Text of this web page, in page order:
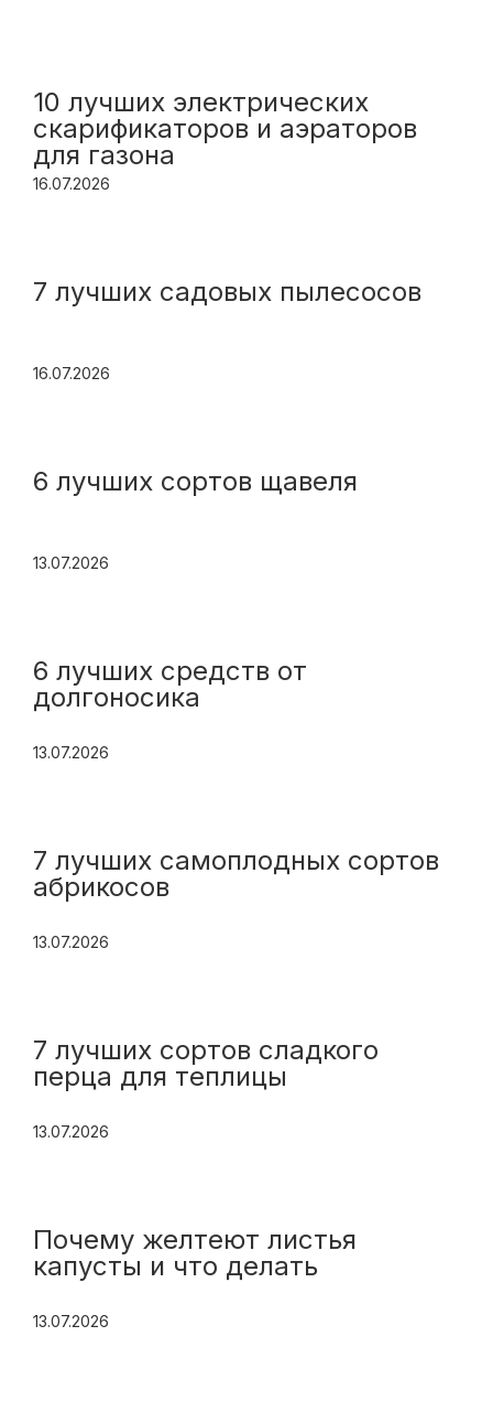
10 лучших электрических
скарификаторов и аэраторов
для газона
16.07.2026
7 лучших садовых пылесосов
16.07.2026
6 лучших сортов щавеля
13.07.2026
6 лучших средств от
долгоносика
13.07.2026
7 лучших самоплодных сортов
абрикосов
13.07.2026
7 лучших сортов сладкого
перца для теплицы
13.07.2026
Почему желтеют листья
капусты и что делать
13.07.2026